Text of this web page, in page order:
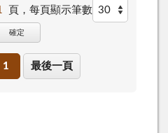
頁， 每頁顯示筆數
確定
1 最後一頁